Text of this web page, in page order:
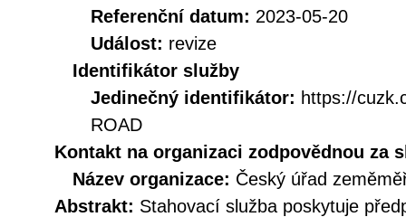
Referenční datum: 2023-05-20
Událost: revize
Identifikátor služby
Jedinečný identifikátor: https://
ROAD
Kontakt na organizaci zodpovědnou za
Název organizace: Český úřad
Abstrakt: Stahovací služba poskytuje